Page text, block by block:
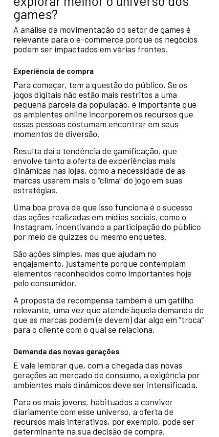
games?
A análise da movimentação do setor de games é
relevante para o e-commerce porque os negócios
podem ser impactados em várias frentes.
Experiência de compra
Para começar, tem a questão do público. Se os
jogos digitais não estão mais restritos a uma
pequena parcela da população, é importante que
os ambientes online incorporem os recursos que
essas pessoas costumam encontrar em seus
momentos de diversão.
Resulta daí a tendência de gamificação, que
envolve tanto a oferta de experiências mais
dinâmicas nas lojas, como a necessidade de as
marcas usarem mais o “clima” do jogo em suas
estratégias.
Uma boa prova de que isso funciona é o sucesso
das ações realizadas em mídias sociais, como o
Instagram, incentivando a participação do público
por meio de quizzes ou mesmo enquetes.
São ações simples, mas que ajudam no
engajamento, justamente porque contemplam
elementos reconhecidos como importantes hoje
pelo consumidor.
A proposta de recompensa também é um gatilho
relevante, uma vez que atende àquela demanda de
que as marcas podem (e devem) dar algo em “troca”
para o cliente com o qual se relaciona.
Demanda das novas gerações
E vale lembrar que, com a chegada das novas
gerações ao mercado de consumo, a exigência por
ambientes mais dinâmicos deve ser intensificada.
Para os mais jovens, habituados a conviver
diariamente com esse universo, a oferta de
recursos mais interativos, por exemplo, pode ser
determinante na sua decisão de compra.